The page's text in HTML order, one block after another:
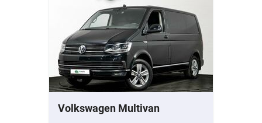
Volkswagen Multivan